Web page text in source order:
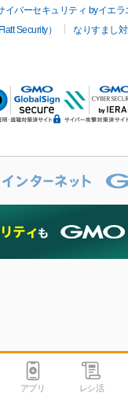
アプリ レシ活
バーセキュリティ byイエラ
Security）
なりすまし